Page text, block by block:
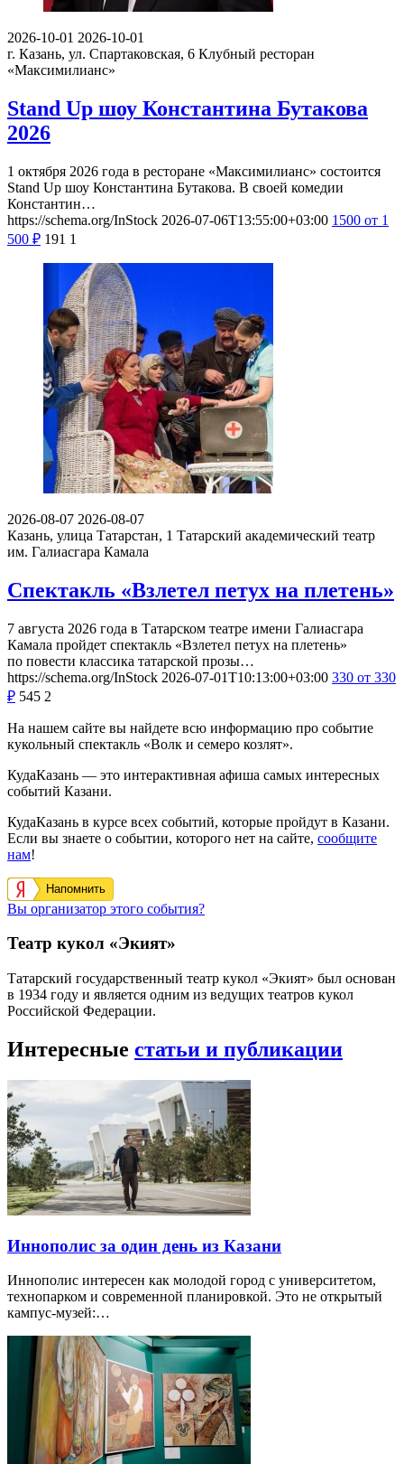
2026-10-01 2026-10-01
г. Казань, ул. Спартаковская, 6 Клубный ресторан
«Максимилианс»
Stand Up шоу Константина Бутакова
2026
1 октября 2026 года в ресторане «Максимилианс» состоится
Stand Up шоу Константина Бутакова. В своей комедии
Константин…
https://schema.org/InStock 2026-07-06T13:55:00+03:00 1500 от 1
500 ₽ 191 1
2026-08-07 2026-08-07
Казань, улица Татарстан, 1 Татарский академический театр
им. Галиасгара Камала
Спектакль «Взлетел петух на плетень»
7 августа 2026 года в Татарском театре имени Галиасгара
Камала пройдет спектакль «Взлетел петух на плетень»
по повести классика татарской прозы…
https://schema.org/InStock 2026-07-01T10:13:00+03:00 330 от 330
₽ 545 2
На нашем сайте вы найдете всю информацию про событие
кукольный спектакль «Волк и семеро козлят».
КудаКазань — это интерактивная афиша самых интересных
событий Казани.
КудаКазань в курсе всех событий, которые пройдут в Казани.
Если вы знаете о событии, которого нет на сайте, сообщите
нам!
Напомнить
Вы организатор этого события?
Театр кукол «Экият»
Татарский государственный театр кукол «Экият» был основан
в 1934 году и является одним из ведущих театров кукол
Российской Федерации.
Интересные статьи и публикации
Иннополис за один день из Казани
Иннополис интересен как молодой город с университетом,
технопарком и современной планировкой. Это не открытый
кампус-музей:…